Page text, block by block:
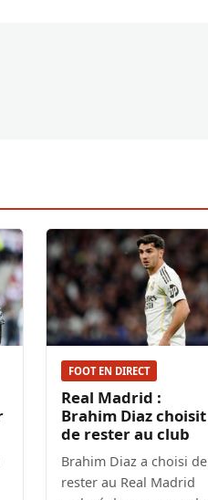
FOOT EN DIRECT
Real Madrid :
Brahim Diaz choisit
de rester au club
Brahim Diaz a choisi de
rester au Real Madrid